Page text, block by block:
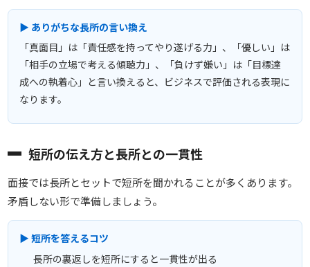
▶ ありがちな長所の言い換え
「真面目」は「責任感を持ってやり遂げる力」、「優しい」は
「相手の立場で考える傾聴力」、「負けず嫌い」は「目標達
成への執着心」と言い換えると、ビジネスで評価される表現に
なります。
短所の伝え方と長所との一貫性
面接では長所とセットで短所を聞かれることが多くあります。
矛盾しない形で準備しましょう。
▶ 短所を答えるコツ
長所の裏返しを短所にすると一貫性が出る